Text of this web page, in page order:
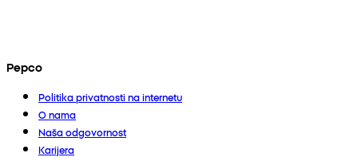
Pepco
Politika privatnosti na internetu
O nama
Naša odgovornost
Karijera